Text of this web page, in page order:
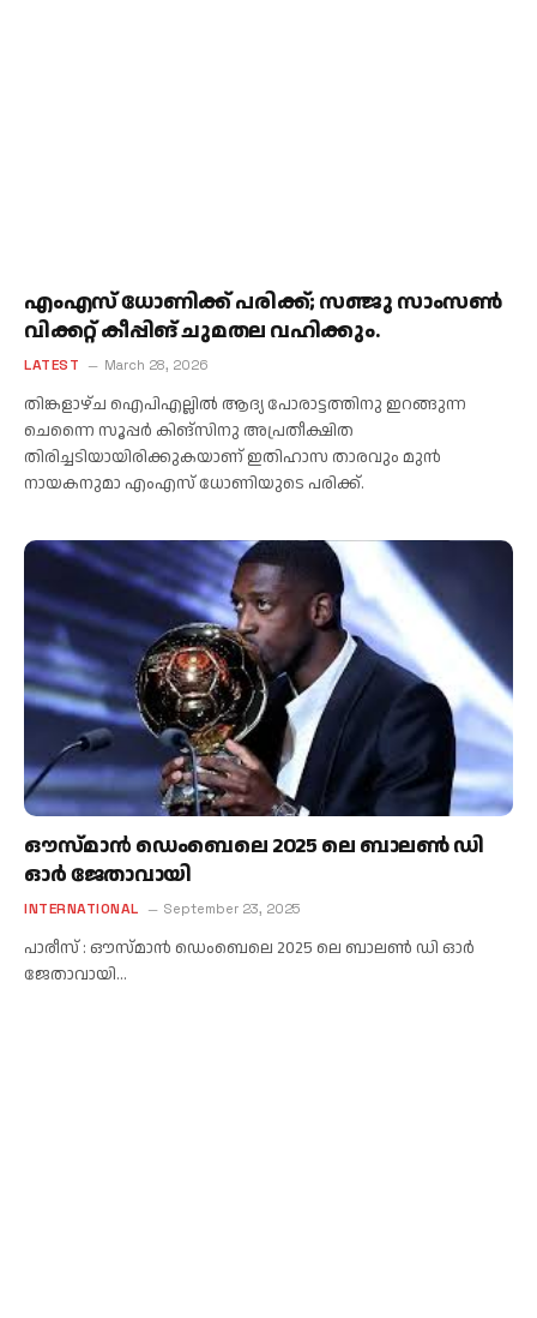
എംഎസ് ധോണിക്ക് പരിക്ക്; സഞ്ജു സാംസൺ
വിക്കറ്റ് കീപ്പിങ് ചുമതല വഹിക്കും.
LATEST March 28, 2026
തിങ്കളാഴ്ച ഐപിഎല്ലില്‍ ആദ്യ പോരാട്ടത്തിനു ഇറങ്ങുന്ന
ചെന്നൈ സൂപ്പര്‍ കിങ്‌സിനു അപ്രതീക്ഷിത
തിരിച്ചടിയായിരിക്കുകയാണ് ഇതിഹാസ താരവും മുന്‍
നായകനുമാ എംഎസ് ധോണിയുടെ പരിക്ക്.
ഔസ്മാൻ ഡെംബെലെ 2025 ലെ ബാലൺ ഡി
ഓർ ജേതാവായി
INTERNATIONAL September 23, 2025
പാരീസ് : ഔസ്മാൻ ഡെംബെലെ 2025 ലെ ബാലൺ ഡി ഓർ
ജേതാവായി…